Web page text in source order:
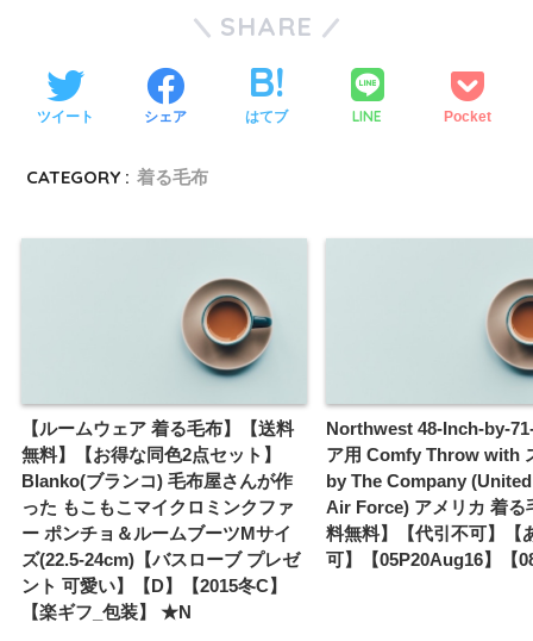
SHARE
ツイート シェア はてブ LINE Pocket
CATEGORY : 着る毛布
【ルームウェア 着る毛布】【送料
無料】【お得な同色2点セット】
Blanko(ブランコ) 毛布屋さんが作
った もこもこマイクロミンクファ
ー ポンチョ＆ルームブーツMサイ
ズ(22.5-24cm)【バスローブ プレゼ
ント 可愛い】【D】【2015冬C】
【楽ギフ_包装】 ★N
Northwest 48-Inch-by-
ア用 Comfy Throw with
by The Company
Air Force) アメリカ 着る
料無料】【代引不可】【
可】【05P20Aug16】【